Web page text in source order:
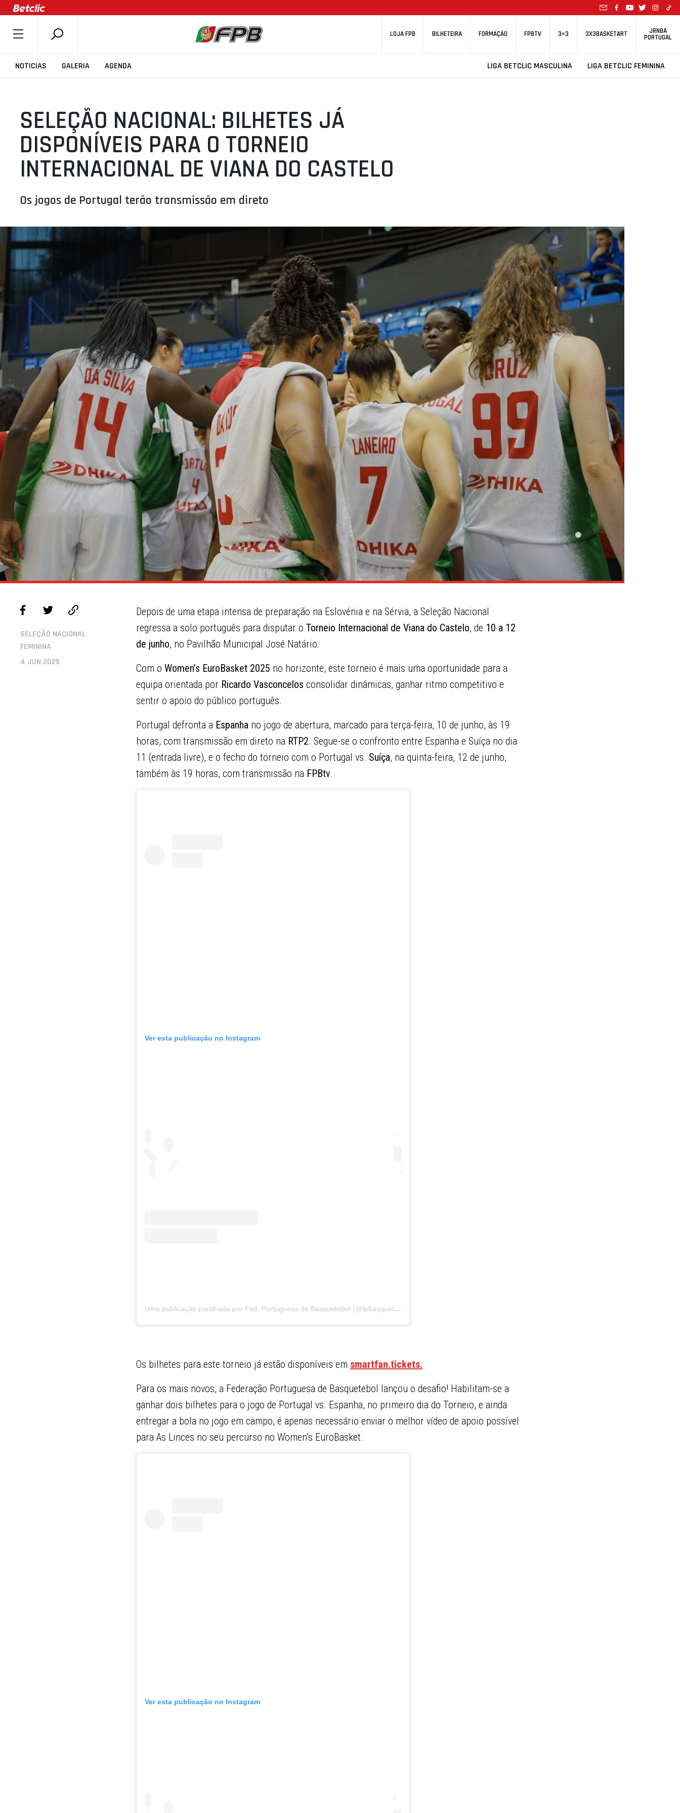
LOJA FPB BILHETEIRA FORMAÇÃO FPBTV 3×3 3X3BASKETART JRNBA
PORTUGAL
NOTICIAS GALERIA AGENDA LIGA BETCLIC MASCULINA LIGA BETCLIC FEMININA
SOBRE A FPB
COMPETIÇÕES
ASSOCIAÇÕES
CLUBES
AGENTES
SELEÇÕES
ÁREA TÉCNICA
PROJETOS
SELEÇÃO NACIONAL: BILHETES JÁ
DISPONÍVEIS PARA O TORNEIO
INTERNACIONAL DE VIANA DO CASTELO
Os jogos de Portugal terão transmissão em direto
SELEÇÃO NACIONAL
FEMININA
4 JUN 2025
Depois de uma etapa intensa de preparação na Eslovénia e na Sérvia, a Seleção Nacional
regressa a solo português para disputar o Torneio Internacional de Viana do Castelo, de 10 a 12
de junho, no Pavilhão Municipal José Natário.
Com o Women’s EuroBasket 2025 no horizonte, este torneio é mais uma oportunidade para a
equipa orientada por Ricardo Vasconcelos consolidar dinâmicas, ganhar ritmo competitivo e
sentir o apoio do público português.
Portugal defronta a Espanha no jogo de abertura, marcado para terça-feira, 10 de junho, às 19
horas, com transmissão em direto na RTP2. Segue-se o confronto entre Espanha e Suíça no dia
11 (entrada livre), e o fecho do torneio com o Portugal vs. Suíça, na quinta-feira, 12 de junho,
também às 19 horas, com transmissão na FPBtv.
Ver esta publicação no Instagram
Uma publicação partilhada por Fed. Portuguesa de Basquetebol (@fpbasquetebol)
Os bilhetes para este torneio já estão disponíveis em smartfan.tickets.
Para os mais novos, a Federação Portuguesa de Basquetebol lançou o desafio! Habilitam-se a
ganhar dois bilhetes para o jogo de Portugal vs. Espanha, no primeiro dia do Torneio, e ainda
entregar a bola no jogo em campo, é apenas necessário enviar o melhor vídeo de apoio possível
para As Linces no seu percurso no Women’s EuroBasket.
Ver esta publicação no Instagram